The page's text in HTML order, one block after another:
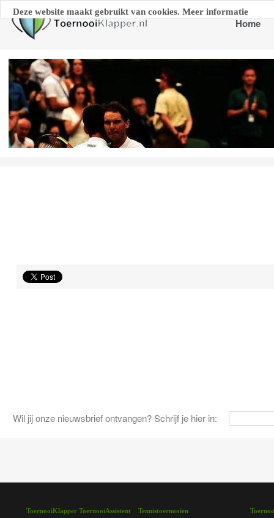
Wil jij onze nieuwsbrief ontvangen? Schrijf je hier in:
Home
ToernooiKlapper ToernooiAssistent Tennistoernooien
Deze website maakt gebruikt van cookies. Meer informatie